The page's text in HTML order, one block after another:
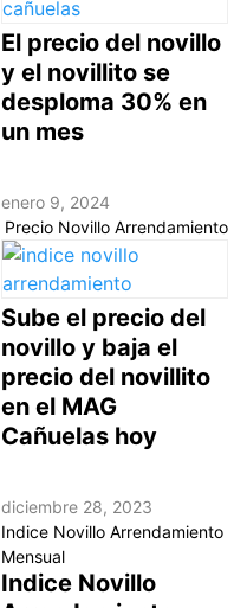
El precio del novillo
y el novillito se
desploma 30% en
un mes
enero 9, 2024
Precio Novillo Arrendamiento
Sube el precio del
novillo y baja el
precio del novillito
en el MAG
Cañuelas hoy
diciembre 28, 2023
Indice Novillo Arrendamiento
Mensual
Indice Novillo